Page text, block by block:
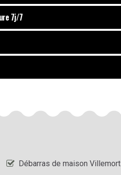
7j/7
Débarras de maison Villemort